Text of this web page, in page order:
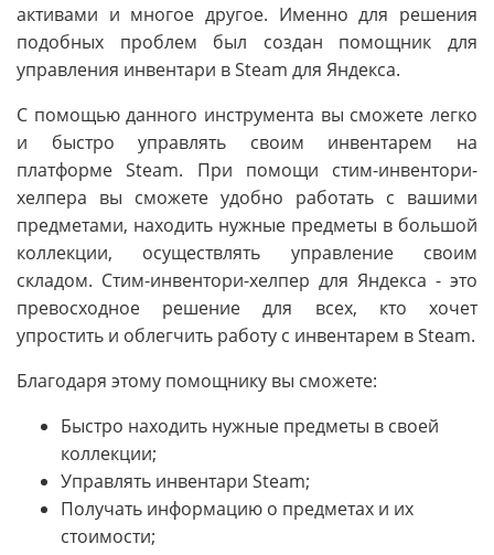
активами и многое другое. Именно для решения
подобных проблем был создан помощник для
управления инвентари в Steam для Яндекса.
С помощью данного инструмента вы сможете легко
и быстро управлять своим инвентарем на
платформе Steam. При помощи стим-инвентори-
хелпера вы сможете удобно работать с вашими
предметами, находить нужные предметы в большой
коллекции, осуществлять управление своим
складом. Стим-инвентори-хелпер для Яндекса - это
превосходное решение для всех, кто хочет
упростить и облегчить работу с инвентарем в Steam.
Благодаря этому помощнику вы сможете:
Быстро находить нужные предметы в своей
коллекции;
Управлять инвентари Steam;
Получать информацию о предметах и их
стоимости;